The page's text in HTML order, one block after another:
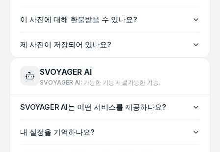
이 사진에 대해 환불받을 수 있나요?
제 사진이 저장되어 있나요?
SVOYAGER AI
SVOYAGER AI: 가능한 기능과 불가능한 기능.
SVOYAGER AI는 어떤 서비스를 제공하나요?
내 설정을 기억하나요?